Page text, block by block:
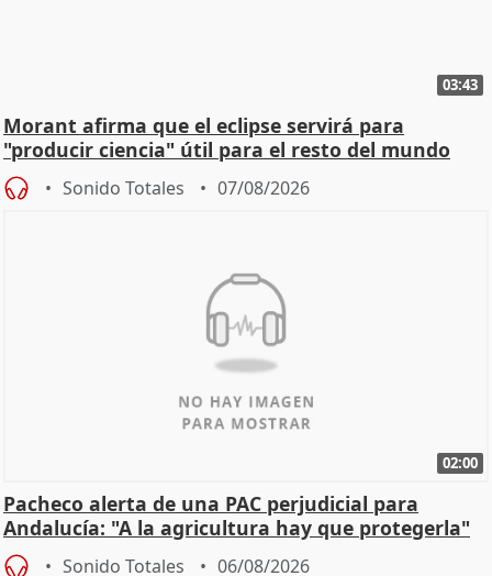
03:43
Morant afirma que el eclipse servirá para
"producir ciencia" útil para el resto del mundo
Sonido Totales 07/08/2026
02:00
Pacheco alerta de una PAC perjudicial para
Andalucía: "A la agricultura hay que protegerla"
Sonido Totales 06/08/2026